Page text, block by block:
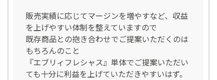
販売実績に応じてマージンを増やすなど、収益
を上げやすい体制を整えていますので
既存商品との抱き合わせでご提案いただくのは
もちろんのこと
『エブリィフレシャス』単体でご提案いただい
ても十分に利益を上げていただきやすいはず。